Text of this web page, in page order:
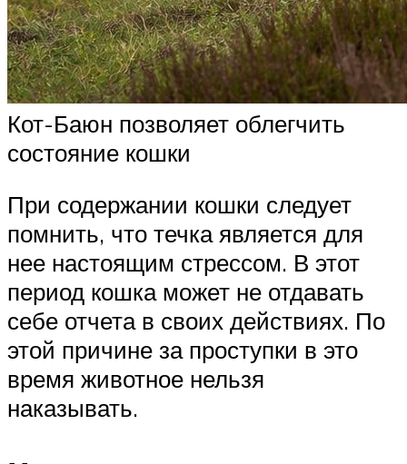
Кот-Баюн позволяет облегчить
состояние кошки
При содержании кошки следует
помнить, что течка является для
нее настоящим стрессом. В этот
период кошка может не отдавать
себе отчета в своих действиях. По
этой причине за проступки в это
время животное нельзя
наказывать.